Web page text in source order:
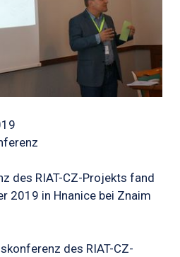
des RIAT-CZ-Projekts fand
2019 in Hnanice bei Znaim
des RIAT-CZ-